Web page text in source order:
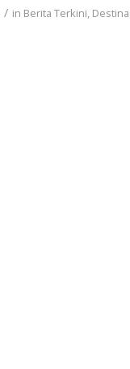
/ in Berita Terkini,